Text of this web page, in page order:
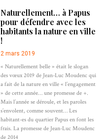
Naturellement… à Papus
pour défendre avec les
habitants la nature en ville
!
2 mars 2019
« Naturellement belle » était le slogan
des vœux 2019 de Jean-Luc Moudenc qui
a fait de la nature en ville « l’engagement
» de cette année… une promesse de +.
Mais l’année se déroule, et les paroles
s’envolent, comme souvent… Les
habitant-es du quartier Papus en font les
frais. La promesse de Jean-Luc Moudenc
de 2014